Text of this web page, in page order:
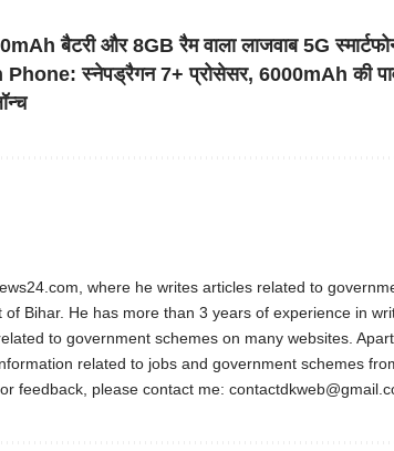
बैटरी और 8GB रैम वाला लाजवाब 5G
स्नेपड्रैगन 7+ प्रोसेसर, 6000mAh की
where he writes articles related to
Bihar. He has more than 3 years of experience in
to government schemes on many websites.
related to jobs and government schemes
feedback, please contact me: